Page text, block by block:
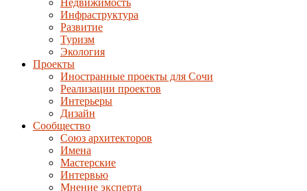
Недвижимость
Инфраструктура
Развитие
Туризм
Экология
Проекты
Иностранные проекты для Сочи
Реализации проектов
Интерьеры
Дизайн
Сообщество
Союз архитекторов
Имена
Мастерские
Интервью
Мнение эксперта